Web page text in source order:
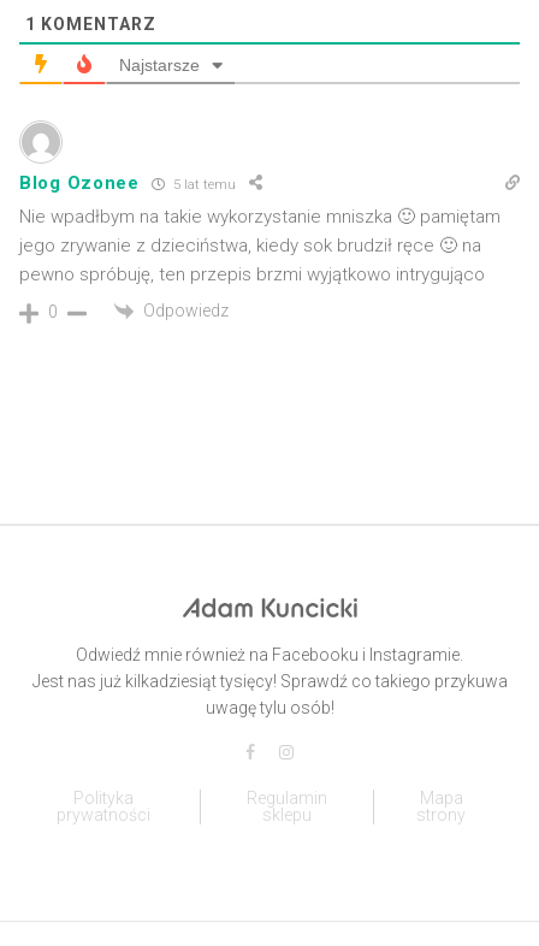
1 KOMENTARZ
Najstarsze
Blog Ozonee 5 lat temu
Nie wpadłbym na takie wykorzystanie mniszka 🙂 pamiętam
jego zrywanie z dzieciństwa, kiedy sok brudził ręce 🙂 na
pewno spróbuję, ten przepis brzmi wyjątkowo intrygująco
0 Odpowiedz
Odwiedź mnie również na Facebooku i Instagramie.
Jest nas już kilkadziesiąt tysięcy! Sprawdź co takiego przykuwa
uwagę tylu osób!
Polityka
prywatności
Regulamin
sklepu
Mapa
strony